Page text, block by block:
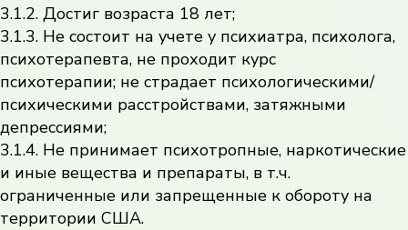
3.1.2. Достиг возраста 18 лет;
3.1.3. Не состоит на учете у психиатра, психолога,
психотерапевта, не проходит курс
психотерапии; не страдает психологическими/
психическими расстройствами, затяжными
депрессиями;
3.1.4. Не принимает психотропные, наркотические
и иные вещества и препараты, в т.ч.
ограниченные или запрещенные к обороту на
территории США.